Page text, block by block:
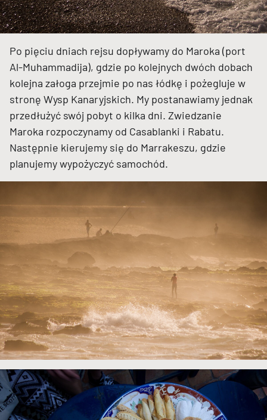
Po pięciu dniach rejsu dopływamy do Maroka (port
Al-Muhammadija), gdzie po kolejnych dwóch dobach
kolejna załoga przejmie po nas łódkę i pożegluje w
stronę Wysp Kanaryjskich. My postanawiamy jednak
przedłużyć swój pobyt o kilka dni. Zwiedzanie
Maroka rozpoczynamy od Casablanki i Rabatu.
Następnie kierujemy się do Marrakeszu, gdzie
planujemy wypożyczyć samochód.